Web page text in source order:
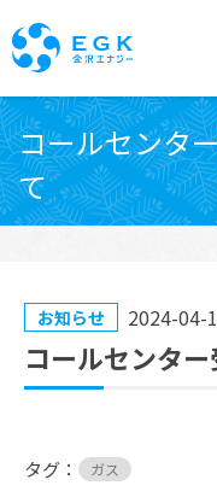
Skip
to
the
content
コールセンタ
て
お知らせ 2024-04-
コールセンタ
タグ： ガス